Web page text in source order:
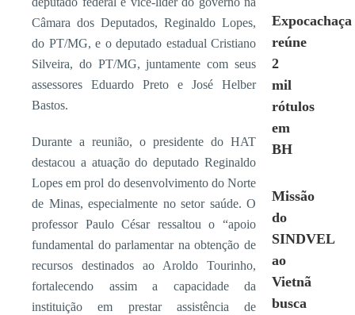
Câmara dos Deputados, Reginaldo Lopes,
do PT/MG, e o deputado estadual Cristiano
Silveira, do PT/MG, juntamente com seus
assessores Eduardo Preto e José Helber
Bastos.
Durante a reunião, o presidente do HAT
destacou a atuação do deputado Reginaldo
Lopes em prol do desenvolvimento do Norte
de Minas, especialmente no setor saúde. O
professor Paulo César ressaltou o “apoio
fundamental do parlamentar na obtenção de
recursos destinados ao Aroldo Tourinho,
fortalecendo assim a capacidade da
instituição em prestar assistência de
Expocachaça
reúne
2
mil
rótulos
em
BH
Missão
do
SINDVEL
ao
Vietnã
busca